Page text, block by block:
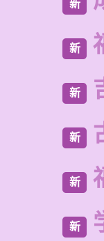
新
新
新
新
新
新